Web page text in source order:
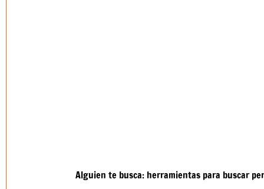
Alguien te busca: herramientas para buscar